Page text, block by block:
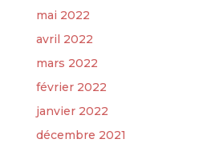
mai 2022
avril 2022
mars 2022
février 2022
janvier 2022
décembre 2021